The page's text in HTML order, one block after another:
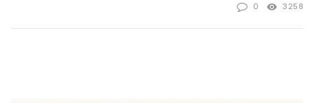
0 3258